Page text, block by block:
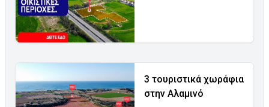
3 τουριστικά χωράφια
στην Αλαμινό